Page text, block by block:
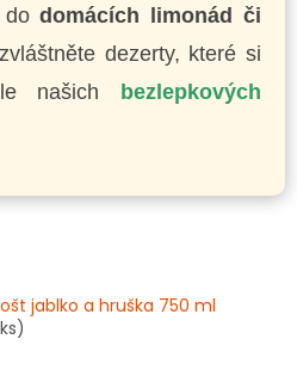
domácích limonád či
dezerty, které si
našich bezlepkových
jablko a hruška 750 ml